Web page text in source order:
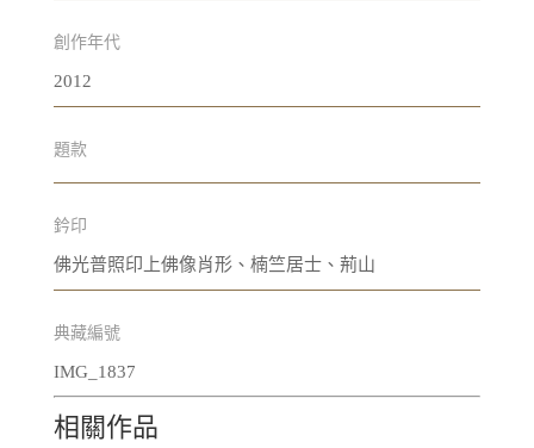
創作年代
2012
題款
鈐印
佛光普照印上佛像肖形、楠竺居士、荊山
典藏編號
IMG_1837
相關作品